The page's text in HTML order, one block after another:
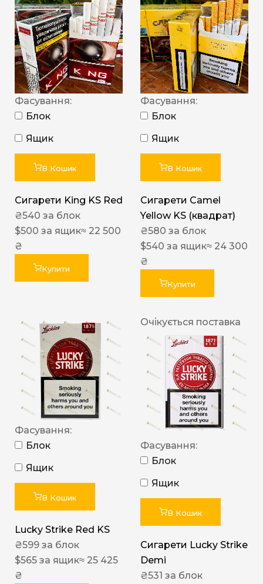
Фасування:
Блок
Ящик
В Кошик
Сигарети King KS Red
₴540 за блок
$500 за ящик≈ 22 500
₴
Купити
Фасування:
Блок
Ящик
В Кошик
Сигарети Camel
Yellow KS (квадрат)
₴580 за блок
$540 за ящик≈ 24 300
₴
Купити
Фасування:
Блок
Ящик
В Кошик
Lucky Strike Red KS
₴599 за блок
$565 за ящик≈ 25 425
₴
Очікується поставка
Фасування:
Блок
Ящик
В Кошик
Сигарети Lucky Strike
Demi
₴531 за блок